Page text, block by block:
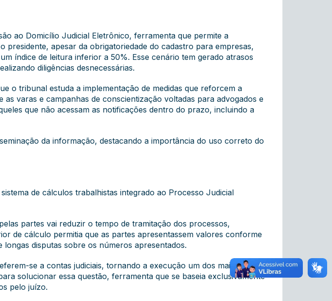
ao Domicílio Judicial Eletrônico, ferramenta que permite a
apesar da obrigatoriedade do cadastro para empresas,
índice de leitura inferior a 50%. Esse cenário tem gerado atrasos
diligências desnecessárias.
o tribunal estuda a implementação de medidas que reforcem a
varas e campanhas de conscientização voltadas para advogados e
que não acessam as notificações dentro do prazo, incluindo a
da informação, destacando a importância do uso correto do
de cálculos trabalhistas integrado ao Processo Judicial
partes vai reduzir o tempo de tramitação dos processos,
de cálculo permitia que as partes apresentassem valores conforme
disputas sobre os números apresentados.
se a contas judiciais, tornando a execução um dos maiores
solucionar essa questão, ferramenta que se baseia exclusivamente
pelo juízo.